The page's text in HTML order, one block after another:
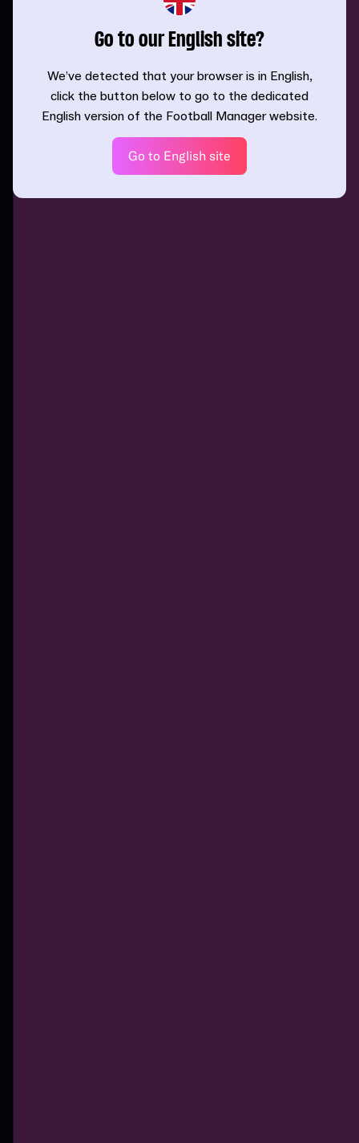
Go to our English site?
We’ve detected that your browser is in English,
click the button below to go to the dedicated
English version of the Football Manager website.
Go to English site